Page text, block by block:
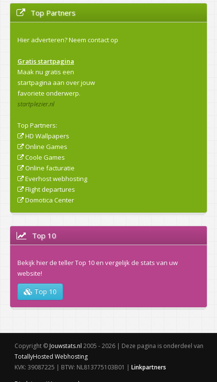
Top Partners
Hier adverteren?Neem contact op
Gratis startpagina
Maak nu gratis een
startpagina aan over jouw
favoriete onderwerp.
startplezier.nl
Top Partners:
HD Wallpapers
Online Games
Coole Games
Online facturatie
Everhost webhosting
Flight departures
Domotica Center
Top 10
Bekijk hier de teller Top 10 en vergelijk de stats van uw
website!
Top 10
Copyright © Jouwstats.nl 2005 - 2026 | Deze pagina is onderdeel van
TotallyHosted Webhosting
KVK: 39087225 | BTW: NL813775103B01 | Linkpartners